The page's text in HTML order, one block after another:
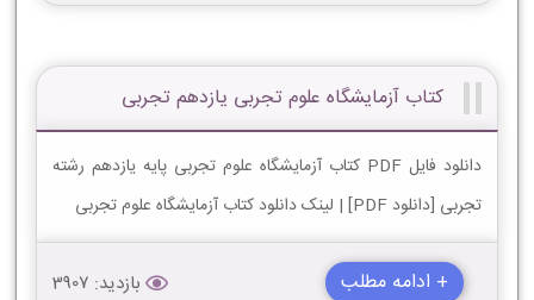
کتاب آزمایشگاه علوم تجربی یازدهم تجربی
دانلود فایل PDF کتاب آزمایشگاه علوم تجربی پایه یازدهم رشته
تجربی [دانلود PDF] | لینک دانلود کتاب آزمایشگاه علوم تجربی
+ ادامه مطلب بازدید: 3907